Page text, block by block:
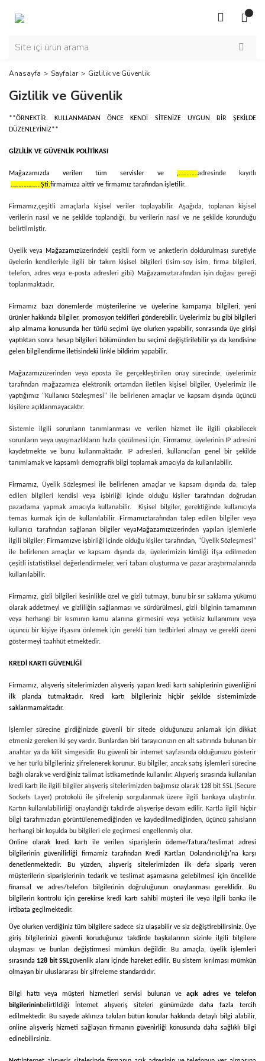
Anasayfa Sayfalar Gizlilik ve Güvenlik
Gizlilik ve Güvenlik
**ÖRNEKTİR. KULLANMADAN ÖNCE KENDİ SİTENİZE UYGUN BİR ŞEKİLDE
DÜZENLEYİNİZ**
GİZLİLİK VE GÜVENLİK POLİTİKASI
Mağazamızda verilen tüm servisler ve ,…………adresinde kayıtlı
……………….Şti.firmamıza aittir ve firmamız tarafından işletilir.
Firmamız,çeşitli amaçlarla kişisel veriler toplayabilir. Aşağıda, toplanan kişisel
verilerin nasıl ve ne şekilde toplandığı, bu verilerin nasıl ve ne şekilde korunduğu
belirtilmiştir.
Üyelik veya Mağazamızüzerindeki çeşitli form ve anketlerin doldurulması suretiyle
üyelerin kendileriyle ilgili bir takım kişisel bilgileri (isim-soy isim, firma bilgileri,
telefon, adres veya e-posta adresleri gibi)
Mağazamıztarafından işin doğası gereği
toplanmaktadır.
Firmamız bazı dönemlerde müşterilerine ve üyelerine kampanya bilgileri, yeni
ürünler hakkında bilgiler, promosyon teklifleri gönderebilir. Üyelerimiz bu gibi bilgileri
alıp almama konusunda her türlü seçimi üye olurken yapabilir, sonrasında üye girişi
yaptıktan sonra hesap bilgileri bölümünden bu seçimi değiştirilebilir ya da kendisine
gelen bilgilendirme iletisindeki linkle bildirim yapabilir.
Mağazamızüzerinden veya eposta ile gerçekleştirilen onay sürecinde, üyelerimiz
tarafından mağazamıza elektronik ortamdan iletilen kişisel bilgiler, Üyelerimiz ile
yaptığımız "Kullanıcı Sözleşmesi" ile belirlenen amaçlar ve kapsam dışında üçüncü
kişilere açıklanmayacaktır.
Sistemle ilgili sorunların tanımlanması ve verilen hizmet ile ilgili çıkabilecek
sorunların veya uyuşmazlıkların hızla çözülmesi için, Firmamız, üyelerinin IP adresini
kaydetmekte ve bunu kullanmaktadır. IP adresleri, kullanıcıları genel bir şekilde
tanımlamak ve kapsamlı demografik bilgi toplamak amacıyla da kullanılabilir.
Firmamız, Üyelik Sözleşmesi ile belirlenen amaçlar ve kapsam dışında da, talep
edilen bilgileri kendisi veya işbirliği içinde olduğu kişiler tarafından doğrudan
pazarlama yapmak amacıyla kullanabilir. Kişisel bilgiler, gerektiğinde kullanıcıyla
temas kurmak için de kullanılabilir. Firmamıztarafından talep edilen bilgiler veya
kullanıcı tarafından sağlanan bilgiler veya Mağazamızüzerinden yapılan işlemlerle
ilgili bilgiler; Firmamızve işbirliği içinde olduğu kişiler tarafından, "Üyelik Sözleşmesi"
ile belirlenen amaçlar ve kapsam dışında da, üyelerimizin kimliği ifşa edilmeden
çeşitli istatistiksel değerlendirmeler, veri tabanı oluşturma ve pazar araştırmalarında
kullanılabilir.
Firmamız, gizli bilgileri kesinlikle özel ve gizli tutmayı, bunu bir sır saklama yükümü
olarak addetmeyi ve gizliliğin sağlanması ve sürdürülmesi, gizli bilginin tamamının
veya herhangi bir kısmının kamu alanına girmesini veya yetkisiz kullanımını veya
üçüncü bir kişiye ifşasını önlemek için gerekli tüm tedbirleri almayı ve gerekli özeni
göstermeyi taahhüt etmektedir.
KREDİ KARTI GÜVENLİĞİ
Firmamız, alışveriş sitelerimizden alışveriş yapan kredi kartı sahiplerinin güvenliğini
ilk planda tutmaktadır. Kredi kartı bilgileriniz hiçbir şekilde sistemimizde
saklanmamaktadır.
İşlemler sürecine girdiğinizde güvenli bir sitede olduğunuzu anlamak için dikkat
etmeniz gereken iki şey vardır. Bunlardan biri tarayıcınızın en alt satırında bulunan bir
anahtar ya da kilit simgesidir. Bu güvenli bir internet sayfasında olduğunuzu gösterir
ve her türlü bilgileriniz şifrelenerek korunur. Bu bilgiler, ancak satış işlemleri sürecine
bağlı olarak ve verdiğiniz talimat istikametinde kullanılır. Alışveriş sırasında kullanılan
kredi kartı ile ilgili bilgiler alışveriş sitelerimizden bağımsız olarak 128 bit SSL (Secure
Sockets Layer) protokolü ile şifrelenip sorgulanmak üzere ilgili bankaya ulaştırılır.
Kartın kullanılabilirliği onaylandığı takdirde alışverişe devam edilir. Kartla ilgili hiçbir
bilgi tarafımızdan görüntülenemediğinden ve kaydedilmediğinden, üçüncü şahısların
herhangi bir koşulda bu bilgileri ele geçirmesi engellenmiş olur.
Online olarak kredi kartı ile verilen siparişlerin ödeme/fatura/teslimat adresi
bilgilerinin güvenilirliği firmamiz tarafından Kredi Kartları Dolandırıcılığı'na karşı
denetlenmektedir. Bu yüzden, alışveriş sitelerimizden ilk defa sipariş veren
müşterilerin siparişlerinin tedarik ve teslimat aşamasına gelebilmesi için öncelikle
finansal ve adres/telefon bilgilerinin doğruluğunun onaylanması gereklidir. Bu
bilgilerin kontrolü için gerekirse kredi kartı sahibi müşteri ile veya ilgili banka ile
irtibata geçilmektedir.
Üye olurken verdiğiniz tüm bilgilere sadece siz ulaşabilir ve siz değiştirebilirsiniz. Üye
giriş bilgilerinizi güvenli koruduğunuz takdirde başkalarının sizinle ilgili bilgilere
ulaşması ve bunları değiştirmesi mümkün değildir. Bu amaçla, üyelik işlemleri
sırasında 128 bit SSLgüvenlik alanı içinde hareket edilir. Bu sistem kırılması mümkün
olmayan bir uluslararası bir şifreleme standardıdır.
Bilgi hattı veya müşteri hizmetleri servisi bulunan ve açık adres ve telefon
bilgilerininbelirtildiği İnternet alışveriş siteleri günümüzde daha fazla tercih
edilmektedir. Bu sayede aklınıza takılan bütün konular hakkında detaylı bilgi alabilir,
online alışveriş hizmeti sağlayan firmanın güvenirliği konusunda daha sağlıklı bilgi
edinebilirsiniz.